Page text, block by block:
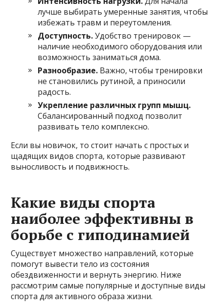
лучше выбирать умеренные занятия, чтобы
избежать травм и переутомления.
Доступность.Удобство тренировок —
наличие необходимого оборудования или
возможность заниматься дома.
Разнообразие. Важно, чтобы тренировки
не становились рутиной, а приносили
радость.
Укрепление различных групп мышц.
Сбалансированный подход позволит
развивать тело комплексно.
Если вы новичок, то стоит начать с простых и
щадящих видов спорта, которые развивают
выносливость и подвижность.
Какие виды спорта
наиболее эффективны в
борьбе с гиподинамией
Существует множество направлений, которые
помогут вывести тело из состояния
обездвиженности и вернуть энергию. Ниже
рассмотрим самые популярные и доступные виды
спорта для активного образа жизни.